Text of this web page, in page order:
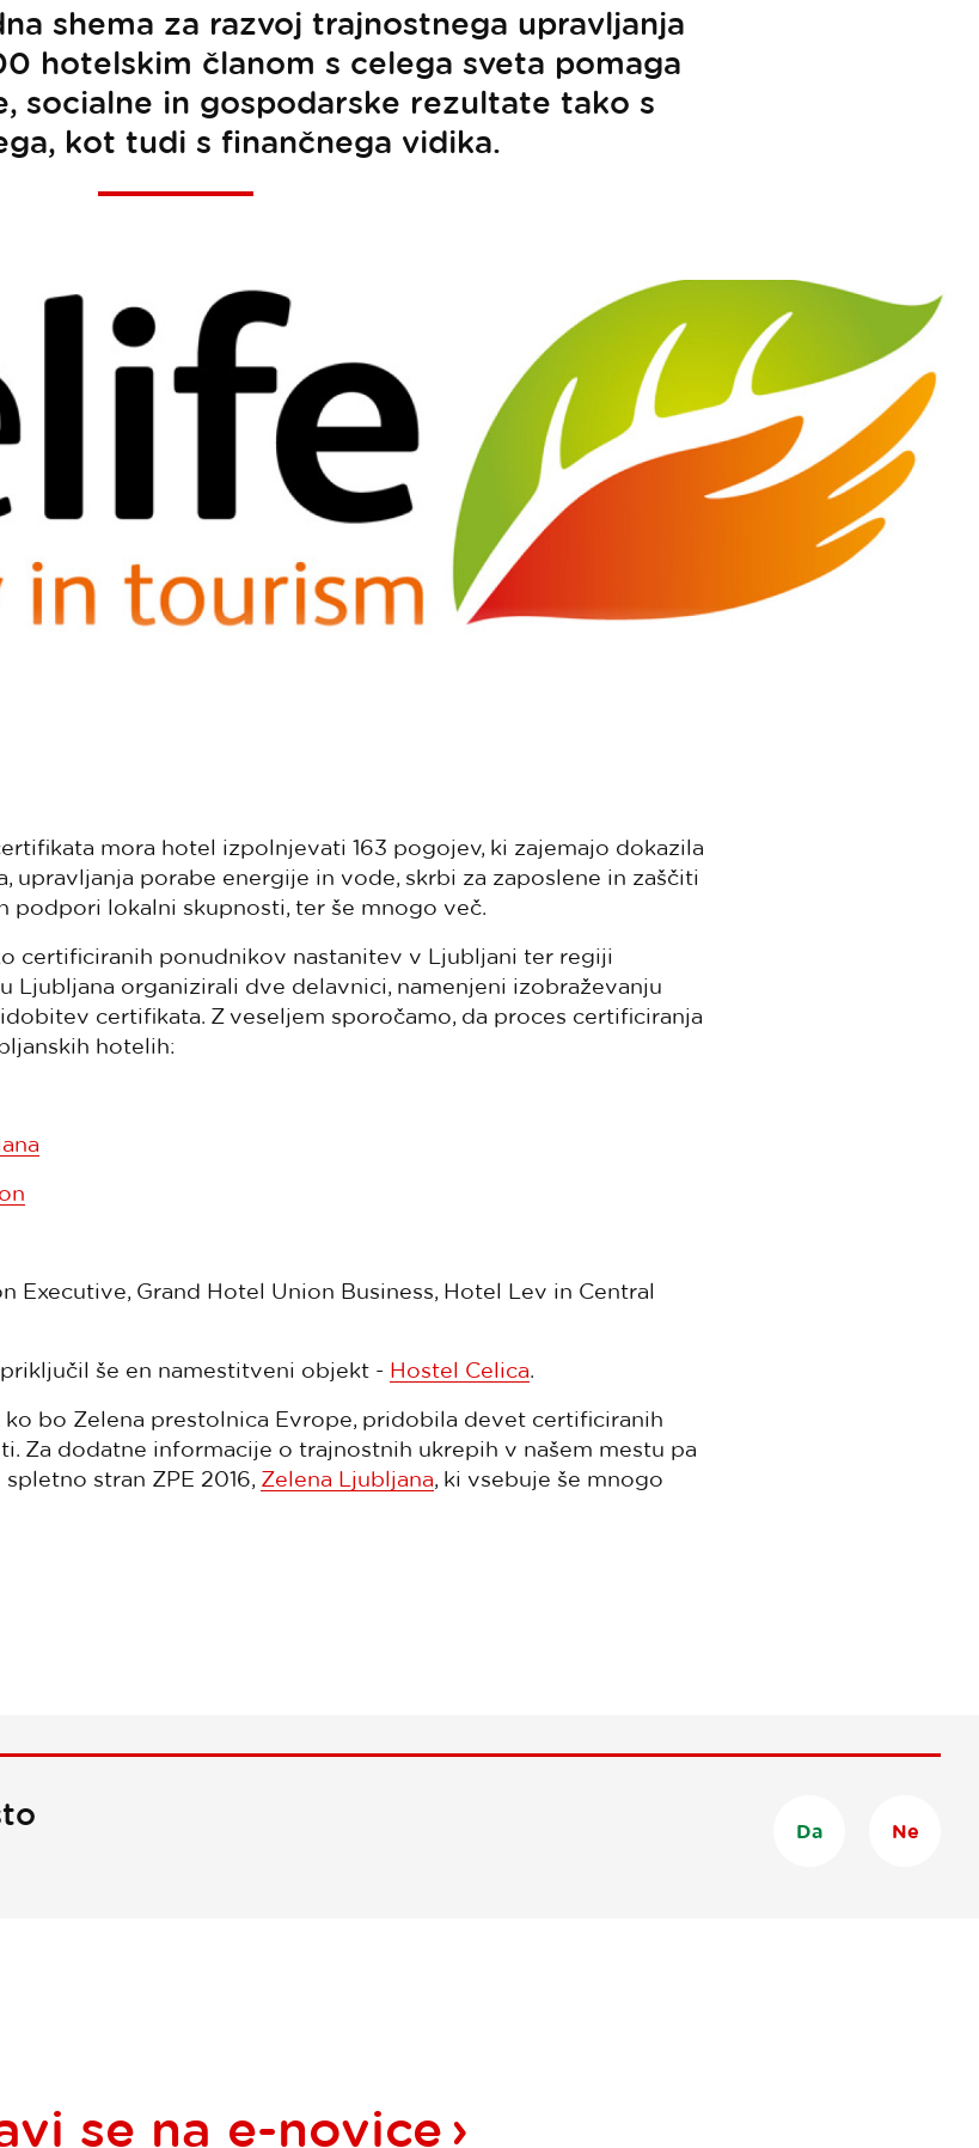
shema za razvoj trajnostnega upravljanja
hotelskim članom s celega sveta pomaga
socialne in gospodarske rezultate tako s
kot tudi s finančnega vidika.
mora hotel izpolnjevati 163 pogojev, ki zajemajo dokazila
upravljanja porabe energije in vode, skrbi za zaposlene in zaščiti
podpori lokalni skupnosti, ter še mnogo več.
certificiranih ponudnikov nastanitev v Ljubljani ter regiji
Ljubljana organizirali dve delavnici, namenjeni izobraževanju
certifikata. Z veseljem sporočamo, da proces certificiranja
hotelih:
Executive, Grand Hotel Union Business, Hotel Lev in Central
še en namestitveni objekt - Hostel Celica.
bo Zelena prestolnica Evrope, pridobila devet certificiranih
Za dodatne informacije o trajnostnih ukrepih v našem mestu pa
stran ZPE 2016, Zelena Ljubljana, ki vsebuje še mnogo
Da Ne
se na e-novice